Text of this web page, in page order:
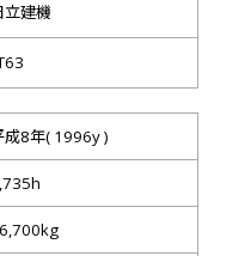
立建機
成8年( 1996y )